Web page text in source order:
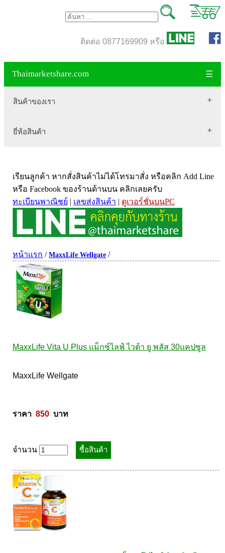
ติดต่อ 0877169909 หรือ
Thaimarketshare.com ☰
สินค้าของเรา
สินค้าขายดี
เครื่องดื่มกาแฟ
ขนาด อกสตรี
ผิวพรรณ-กลูต้า
แผลเป็น หลุมสิว
สิวอุดตันหน้ามัน
ครีมกันแดด ปัญหาฝ้า กระ
ครีมหน้าใส
สุดฮิต เกาหลี
ข้อเสื่อม กระดูก
เพื่อสุขภาพ
สมอง ความจำ น้ำมันปลา
Beta Glucan
กล้ามเนื้อ เพาะกาย
สำหรับท่านชาย
จุดซ่อนเร้นผู้หญิง
สินค้าเด็ก
สินค้าอื่นๆ
ยี่ห้อสินค้า
Blackmores
VitaHealth
Mega we care
Vistra วิสทร้า
Maxxlife WellGate
SpringMate
Vitamate
Nature's Bounty
Glutapung
Nutri Master
Caltrate Calcium
HARRIS
Organic's Herbs
Laurance ลอเรนซ์
HerBlanc เฮอบลัง
Amsel
Bode
LYNAE
เรียนลูกค้า หากสั่งสินค้าไม่ได้โทรมาสั่ง หรือคลิก Add Line
หรือ Facebook ของร้านด้านบน คลิกเลยครับ
ทะเบียนพาณิชย์ | เลขส่งสินค้า | ดูเวอร์ชั่นบนPC
หน้าแรก /MaxxLife Wellgate /
MaxxLife Vita U Plus แม็กซ์ไลฟ์ ไวต้า ยู พลัส 30แคปซูล
MaxxLife Wellgate
ราคา 850
  บาท
จำนวน